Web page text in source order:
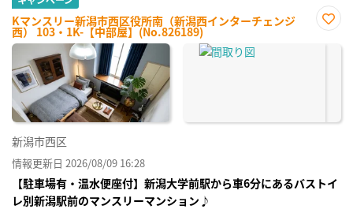
Kマンスリー新潟市西区役所南（新潟西インターチェンジ
西） 103・1K-【中部屋】(No.826189)
に入
新潟市西区
情報更新日 2026/08/09 16:28
【駐車場有・温水便座付】新潟大学前駅から車6分にあるバストイ
レ別新潟駅前のマンスリーマンション♪